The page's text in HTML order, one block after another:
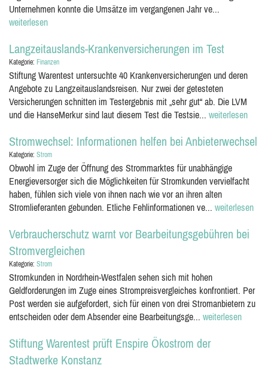
Unternehmen konnte die Umsätze im vergangenen Jahr ve...
weiterlesen
Langzeitauslands-Krankenversicherungen im Test
Kategorie: Finanzen
Stiftung Warentest untersuchte 40 Krankenversicherungen und deren
Angebote zu Langzeitauslandsreisen. Nur zwei der getesteten
Versicherungen schnitten im Testergebnis mit „sehr gut“ ab. Die LVM
und die HanseMerkur sind laut diesem Test die Testsie... weiterlesen
Stromwechsel: Informationen helfen bei Anbieterwechsel
Kategorie: Strom
Obwohl im Zuge der Öffnung des Strommarktes für unabhängige
Energieversorger sich die Möglichkeiten für Stromkunden vervielfacht
haben, fühlen sich viele von ihnen nach wie vor an ihren alten
Stromlieferanten gebunden. Etliche Fehlinformationen ve... weiterlesen
Verbraucherschutz warnt vor Bearbeitungsgebühren bei
Stromvergleichen
Kategorie: Strom
Stromkunden in Nordrhein-Westfalen sehen sich mit hohen
Geldforderungen im Zuge eines Strompreisvergleiches konfrontiert. Per
Post werden sie aufgefordert, sich für einen von drei Stromanbietern zu
entscheiden oder dem Absender eine Bearbeitungsge... weiterlesen
Stiftung Warentest prüft Enspire Ökostrom der
Stadtwerke Konstanz